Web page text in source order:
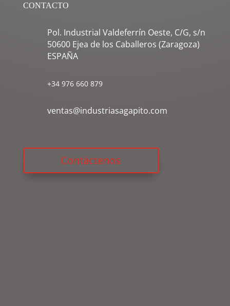
CONTACTO
Pol. Industrial Valdeferrín Oeste, C/G, s/n
50600 Ejea de los Caballeros (Zaragoza)
ESPAÑA
+34 976 660 879
ventas@industriasagapito.com
Contáctenos